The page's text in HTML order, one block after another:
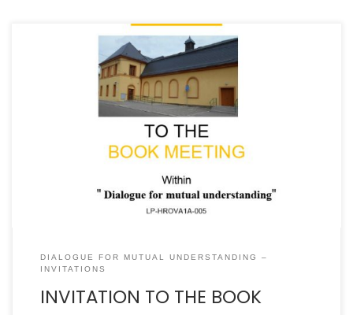
DIALOGUE FOR MUTUAL UNDERSTANDING –
INVITATIONS
INVITATION TO THE BOOK